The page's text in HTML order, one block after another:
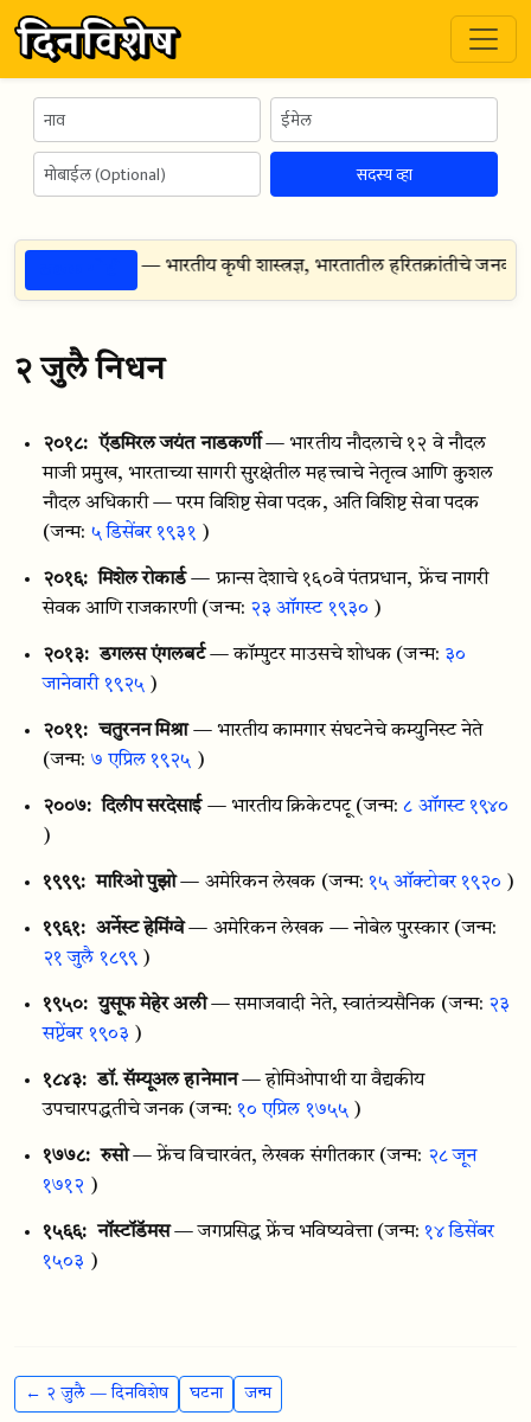
सदस्य व्हा
स्वामीनाथन — भारतीय कृषी शास्त्रज्ञ, भारतातील हरितक्रांतीचे जनक
२ जुलै निधन
२०१८: ऍडमिरल जयंत नाडकर्णी — भारतीय नौदलाचे १२ वे नौदल
माजी प्रमुख, भारताच्या सागरी सुरक्षेतील महत्त्वाचे नेतृत्व आणि कुशल
नौदल अधिकारी — परम विशिष्ट सेवा पदक, अति विशिष्ट सेवा पदक
(जन्म: ५ डिसेंबर १९३१ )
२०१६: मिशेल रोकार्ड — फ्रान्स देशाचे १६०वे पंतप्रधान, फ्रेंच नागरी
सेवक आणि राजकारणी (जन्म: २३ ऑगस्ट १९३० )
२०१३: डगलस एंगलबर्ट — कॉम्पुटर माउसचे शोधक (जन्म: ३०
जानेवारी १९२५ )
२०११: चतुरनन मिश्रा — भारतीय कामगार संघटनेचे कम्युनिस्ट नेते
(जन्म: ७ एप्रिल १९२५ )
२००७: दिलीप सरदेसाई — भारतीय क्रिकेटपटू (जन्म:८ ऑगस्ट १९४०
)
१९९९: मारिओ पुझो — अमेरिकन लेखक (जन्म:१५ ऑक्टोबर १९२० )
१९६१: अर्नेस्ट हेमिंग्वे — अमेरिकन लेखक — नोबेल पुरस्कार (जन्म:
२१ जुलै १८९९ )
१९५०: युसूफ मेहेर अली — समाजवादी नेते, स्वातंत्र्यसैनिक (जन्म: २३
सप्टेंबर १९०३ )
१८४३: डॉ. सॅम्यूअल हानेमान — होमिओपाथी या वैद्यकीय
उपचारपद्धतीचे जनक (जन्म: १० एप्रिल १७५५ )
१७७८: रुसो — फ्रेंच विचारवंत, लेखक संगीतकार (जन्म: २८ जून
१७१२ )
१५६६: नाॅस्टाॅडॅमस — जगप्रसिद्ध फ्रेंच भविष्यवेत्ता (जन्म:१४ डिसेंबर
१५०३ )
← २ जुलै — दिनविशेष घटना जन्म